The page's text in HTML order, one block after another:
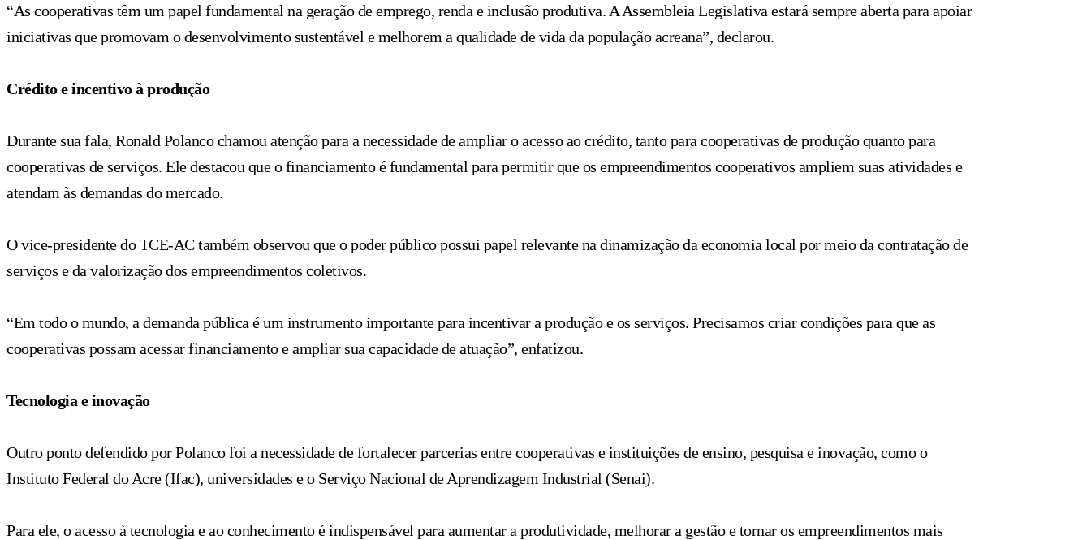
“As cooperativas têm um papel fundamental na geração de emprego, renda e inclusão produtiva. A Assembleia Legislativa estará sempre aberta para apoiar
iniciativas que promovam o desenvolvimento sustentável e melhorem a qualidade de vida da população acreana”, declarou.
Crédito e incentivo à produção
Durante sua fala, Ronald Polanco chamou atenção para a necessidade de ampliar o acesso ao crédito, tanto para cooperativas de produção quanto para
cooperativas de serviços. Ele destacou que o financiamento é fundamental para permitir que os empreendimentos cooperativos ampliem suas atividades e
atendam às demandas do mercado.
O vice-presidente do TCE-AC também observou que o poder público possui papel relevante na dinamização da economia local por meio da contratação de
serviços e da valorização dos empreendimentos coletivos.
“Em todo o mundo, a demanda pública é um instrumento importante para incentivar a produção e os serviços. Precisamos criar condições para que as
cooperativas possam acessar financiamento e ampliar sua capacidade de atuação”, enfatizou.
Tecnologia e inovação
Outro ponto defendido por Polanco foi a necessidade de fortalecer parcerias entre cooperativas e instituições de ensino, pesquisa e inovação, como o
Instituto Federal do Acre (Ifac), universidades e o Serviço Nacional de Aprendizagem Industrial (Senai).
Para ele, o acesso à tecnologia e ao conhecimento é indispensável para aumentar a produtividade, melhorar a gestão e tornar os empreendimentos mais